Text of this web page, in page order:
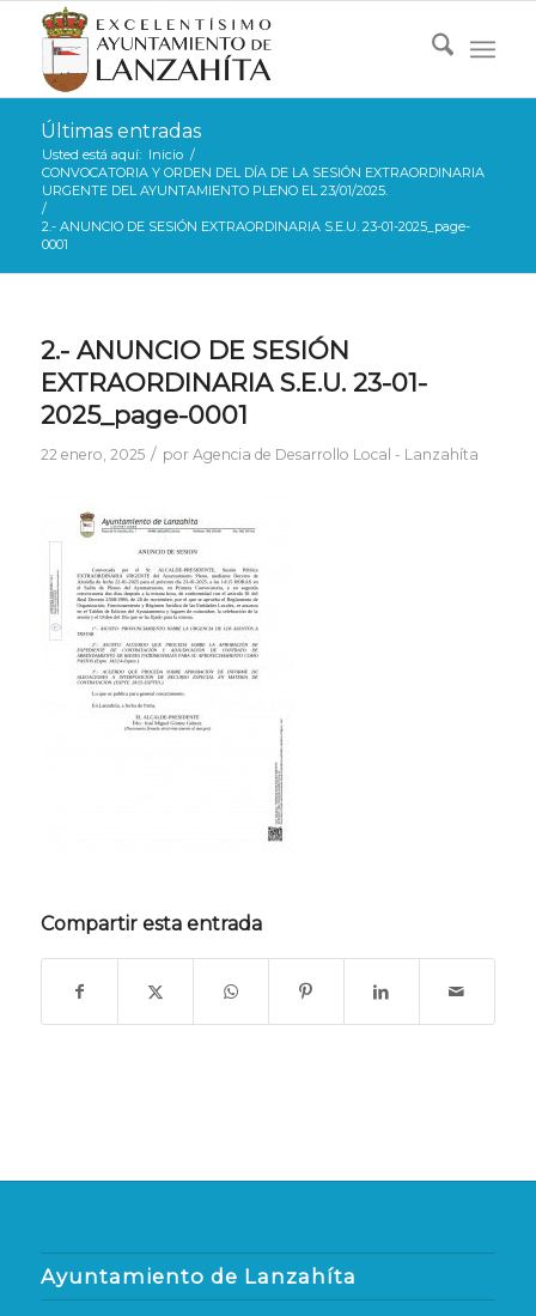
Últimas entradas
Usted está aquí: Inicio /
CONVOCATORIA Y ORDEN DEL DÍA DE LA SESIÓN EXTRAORDINARIA
URGENTE DEL AYUNTAMIENTO PLENO EL 23/01/2025.
/
2.- ANUNCIO DE SESIÓN EXTRAORDINARIA S.E.U. 23-01-2025_page-
0001
2.- ANUNCIO DE SESIÓN
EXTRAORDINARIA S.E.U. 23-01-
2025_page-0001
22 enero, 2025 / por Agencia de Desarrollo Local - Lanzahíta
Compartir esta entrada
Ayuntamiento de Lanzahíta